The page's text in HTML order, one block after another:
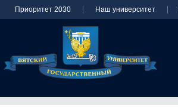
Приоритет 2030 Наш университет